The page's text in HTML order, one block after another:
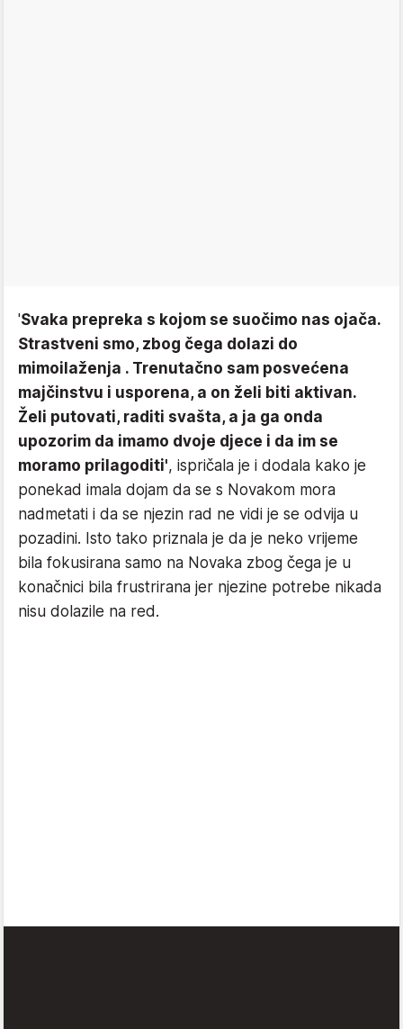
'Svaka prepreka s kojom se suočimo nas ojača.
Strastveni smo, zbog čega dolazi do
mimoilaženja . Trenutačno sam posvećena
majčinstvu i usporena, a on želi biti aktivan.
Želi putovati, raditi svašta, a ja ga onda
upozorim da imamo dvoje djece i da im se
moramo prilagoditi', ispričala je i dodala kako je
ponekad imala dojam da se s Novakom mora
nadmetati i da se njezin rad ne vidi je se odvija u
pozadini. Isto tako priznala je da je neko vrijeme
bila fokusirana samo na Novaka zbog čega je u
konačnici bila frustrirana jer njezine potrebe nikada
nisu dolazile na red.